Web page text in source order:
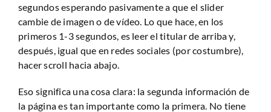
segundos esperando pasivamente a que el slider
cambie de imagen o de vídeo. Lo que hace, en los
primeros 1-3 segundos, es leer el titular de arriba y,
después, igual que en redes sociales (por costumbre),
hacer scroll hacia abajo.
Eso significa una cosa clara: la segunda información de
la página es tan importante como la primera. No tiene